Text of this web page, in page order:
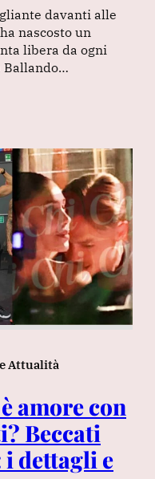
davanti alle
nascosto un
libera da ogni
Ballando…
Attualità
amore con
Beccati
dettagli e